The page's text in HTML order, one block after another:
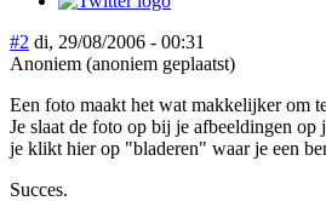
#2 di, 29/08/2006 - 00:31
Anoniem (anoniem geplaatst)
Een foto maakt het wat makkelijker om
Je slaat de foto op bij je afbeeldingen op
je klikt hier op "bladeren" waar je een
Succes.